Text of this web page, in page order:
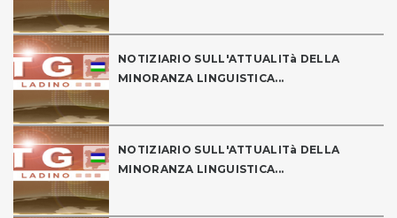
NOTIZIARIO SULL'ATTUALITà DELLA
MINORANZA LINGUISTICA...
NOTIZIARIO SULL'ATTUALITà DELLA
MINORANZA LINGUISTICA...